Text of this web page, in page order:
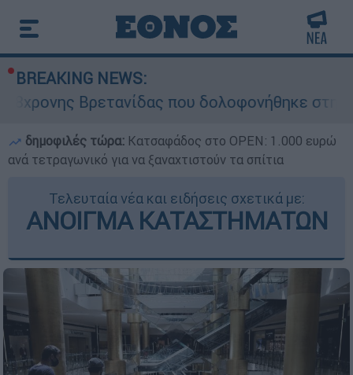
BREAKING NEWS:
που δολοφονήθηκε στην Κυψέλη
δημοφιλές τώρα: Κατσαφάδος στο OPEN: 1.000 ευρώ
ανά τετραγωνικό για να ξαναχτιστούν τα σπίτια
Τελευταία νέα και ειδήσεις σχετικά με:
ΑΝΟΙΓΜΑ ΚΑΤΑΣΤΗΜΑΤΩΝ